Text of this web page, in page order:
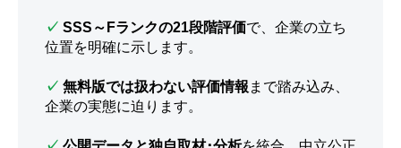
✓ SSS～Fランクの21段階評価で、企業の立ち
位置を明確に示します。
✓ 無料版では扱わない評価情報 まで踏み込み、
企業の実態に迫ります。